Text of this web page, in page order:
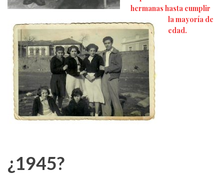
hermanas hasta cumplir
la mayoría de
edad.
¿1945?